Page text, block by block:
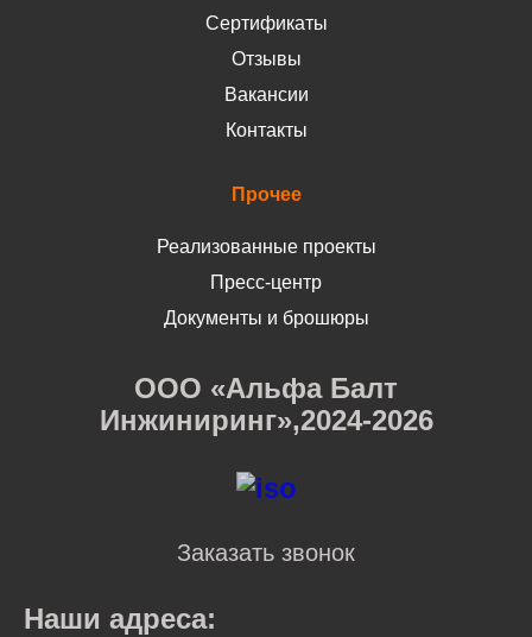
Сертификаты
Отзывы
Вакансии
Контакты
Прочее
Реализованные проекты
Пресс-центр
Документы и брошюры
ООО «Альфа Балт
Инжиниринг»,2024-2026
Заказать звонок
Наши адреса: